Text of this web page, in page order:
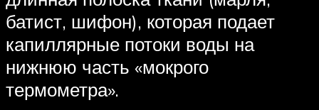
батист, шифон), которая подает
капиллярные потоки воды на
нижнюю часть «мокрого
термометра».